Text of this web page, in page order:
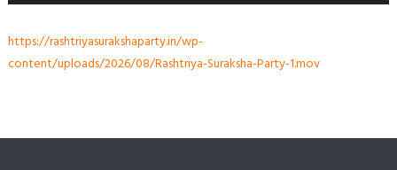
https://rashtriyasurakshaparty.in/wp-
content/uploads/2026/08/Rashtriya-Suraksha-Party-1.mov